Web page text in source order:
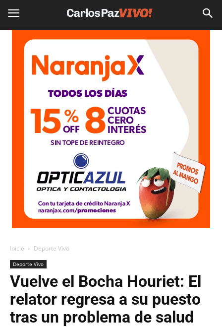
Inicio Deporte Vivo
Deporte Vivo
Vuelve el Bocha Houriet: El
relator regresa a su puesto
tras un problema de salud